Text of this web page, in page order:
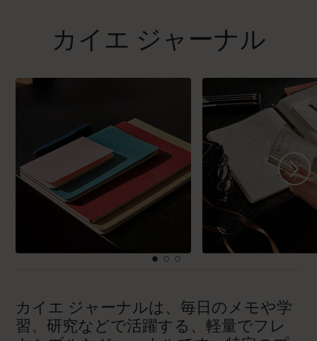
カイエ ジャーナル
カイエ ジャーナルは、毎日のメモや学
習、研究などで活躍する、軽量でフレ